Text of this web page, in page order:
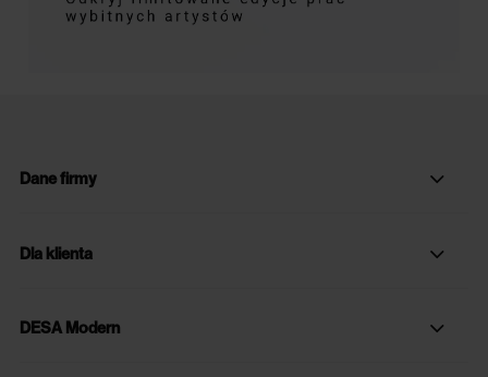
Dane firmy
Dla klienta
DESA Modern